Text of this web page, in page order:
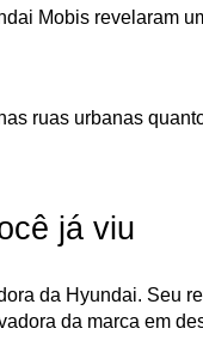
Mobis revelaram
ruas urbanas
já viu
da Hyundai. Seu
da marca em